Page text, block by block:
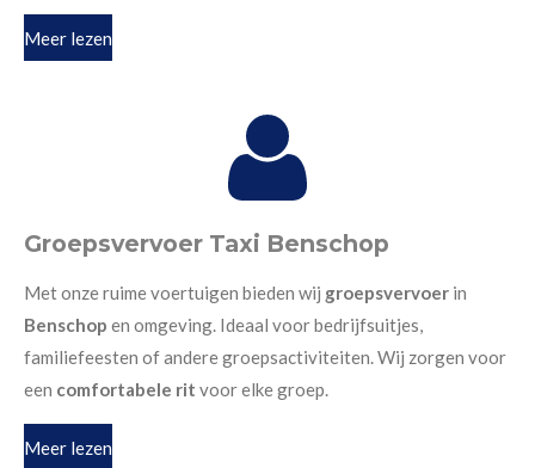
Meer lezen
Groepsvervoer Taxi Benschop
Met onze ruime voertuigen bieden wij groepsvervoer in
Benschop en omgeving. Ideaal voor bedrijfsuitjes,
familiefeesten of andere groepsactiviteiten. Wij zorgen voor
een comfortabele rit voor elke groep.
Meer lezen